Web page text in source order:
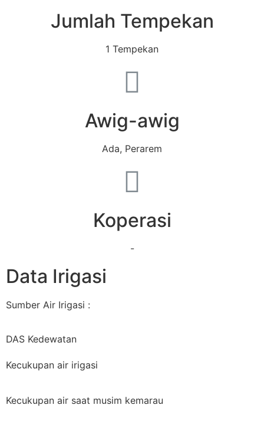
Jumlah Tempekan
1 Tempekan
Awig-awig
Ada, Perarem
Koperasi
-
Data Irigasi
Sumber Air Irigasi :
DAS Kedewatan
Kecukupan air irigasi
Kecukupan air saat musim kemarau